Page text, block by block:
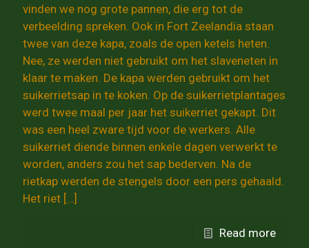
vinden we nog grote pannen, die erg tot de
verbeelding spreken. Ook in Fort Zeelandia staan
twee van deze kapa, zoals de open ketels heten.
Nee, ze werden niet gebruikt om het slaveneten in
klaar te maken. De kapa werden gebruikt om het
suikerrietsap in te koken. Op de suikerrietplantages
werd twee maal per jaar het suikerriet gekapt. Dit
was een heel zware tijd voor de werkers. Alle
suikerriet diende binnen enkele dagen verwerkt te
worden, anders zou het sap bederven. Na de
rietkap werden de stengels door een pers gehaald.
Het riet […]
Read more